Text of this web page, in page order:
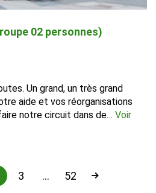
02 personnes)
Un grand, un très grand
aide et vos réorganisations
notre circuit dans de… Voir
3 … 52